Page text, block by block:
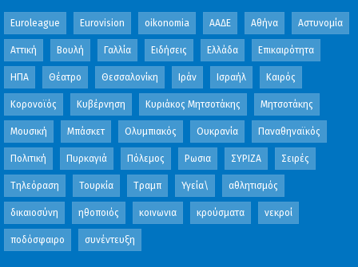
Euroleague Eurovision oikonomia ΑΑΔΕ Αθήνα Αστυνομία
Αττική Βουλή Γαλλία Ειδήσεις Ελλάδα Επικαιρότητα
ΗΠΑ Θέατρο Θεσσαλονίκη Ιράν Ισραήλ Καιρός
Κορονοϊός Κυβέρνηση Κυριάκος Μητσοτάκης Μητσοτάκης
Μουσική Μπάσκετ Ολυμπιακός Ουκρανία Παναθηναϊκός
Πολιτική Πυρκαγιά Πόλεμος Ρωσια ΣΥΡΙΖΑ Σειρές
Τηλεόραση Τουρκία Τραμπ Υγεία\ αθλητισμός
δικαιοσύνη ηθοποιός κοινωνια κρούσματα νεκροί
ποδόσφαιρο συνέντευξη